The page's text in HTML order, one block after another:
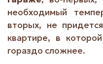
необходимый
вторых, не
квартире, в
гораздо сложнее.